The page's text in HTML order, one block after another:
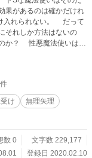
があるのは確かだけれ
れない。 だって
れしか方法はないの
いは息
べては彼を気に入った
他キャラとの絡みもあ
入ります。 ―――― ◆
血鬼、天使や悪魔な
間の確執は基本的には
――――― ・ジーク（Sie
黒い瞳。同色の髪。魔法
け
無理矢理
数 0
文字数 229,177
登録日 2020.02.10